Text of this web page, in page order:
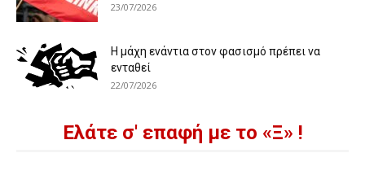
23/07/2026
Η μάχη ενάντια στον φασισμό πρέπει να
ενταθεί
22/07/2026
Ελάτε σ' επαφή με το «Ξ» !